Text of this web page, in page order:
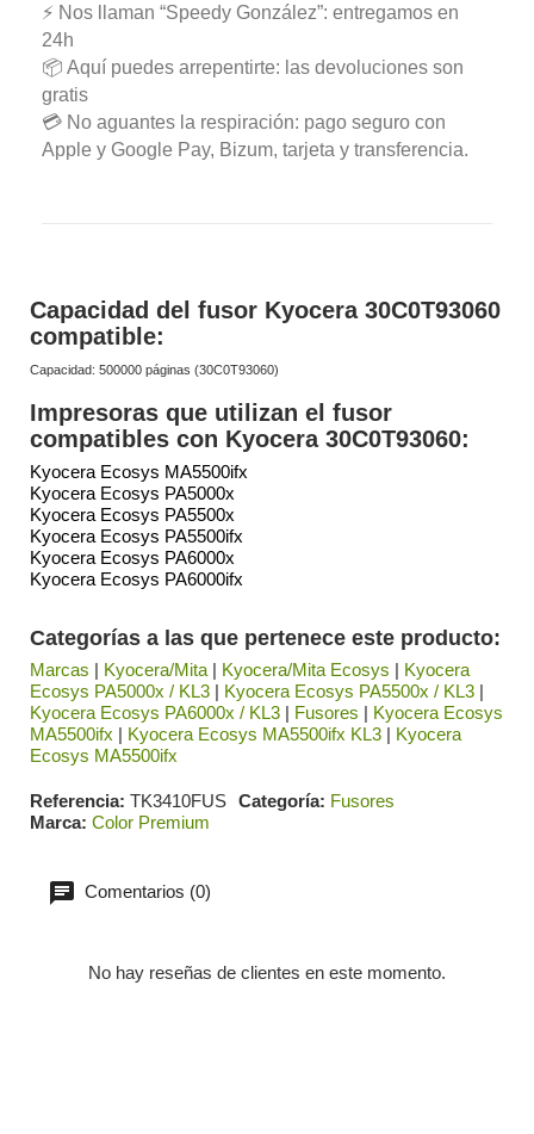
⚡ Nos llaman “Speedy González”: entregamos en
24h
📦 Aquí puedes arrepentirte: las devoluciones son
gratis
💳 No aguantes la respiración: pago seguro con
Apple y Google Pay, Bizum, tarjeta y transferencia.
Capacidad del fusor Kyocera 30C0T93060
compatible:
Capacidad: 500000 páginas (30C0T93060)
Impresoras que utilizan el fusor
compatibles con Kyocera 30C0T93060:
Kyocera Ecosys MA5500ifx
Kyocera Ecosys PA5000x
Kyocera Ecosys PA5500x
Kyocera Ecosys PA5500ifx
Kyocera Ecosys PA6000x
Kyocera Ecosys PA6000ifx
Categorías a las que pertenece este producto:
Marcas | Kyocera/Mita | Kyocera/Mita Ecosys | Kyocera
Ecosys PA5000x / KL3 | Kyocera Ecosys PA5500x / KL3 |
Kyocera Ecosys PA6000x / KL3 | Fusores | Kyocera Ecosys
MA5500ifx | Kyocera Ecosys MA5500ifx KL3 | Kyocera
Ecosys MA5500ifx
Referencia TK3410FUS Categoría Fusores
Marca Color Premium
Comentarios (0)
No hay reseñas de clientes en este momento.